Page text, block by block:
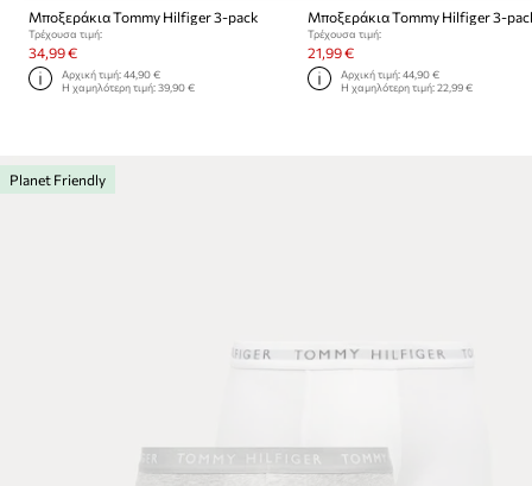
Μποξεράκια Tommy Hilfiger 3-pack
Τρέχουσα τιμή:
34,99 €
Αρχική τιμή:44,90 €
Η χαμηλότερη τιμή:39,90 €
Μποξεράκια Tommy Hilfiger 3-
Τρέχουσα τιμή:
21,99 €
Αρχική τιμή: 44,90 €
Η χαμηλότερη τιμή: 22,99 €
Planet Friendly